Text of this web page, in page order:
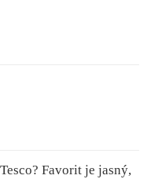
Favorit je jasný,